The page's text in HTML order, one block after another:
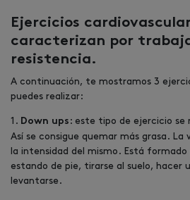
Ejercicios
caracterizan por
resistencia.
A continuación, te mostramos 3
puedes realizar:
1. Down ups : este tipo de ejercicio se
Así se consigue quemar más grasa. La
la intensidad del mismo. Está
estando de pie, tirarse al suelo, hacer
levantarse.